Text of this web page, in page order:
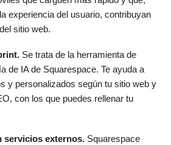
experiencia del usuario, contribuyan
sitio web.
Se trata de la herramienta de
de IA de Squarespace. Te ayuda a
y personalizados según tu sitio web y
con los que puedes rellenar tu
servicios externos. Squarespace